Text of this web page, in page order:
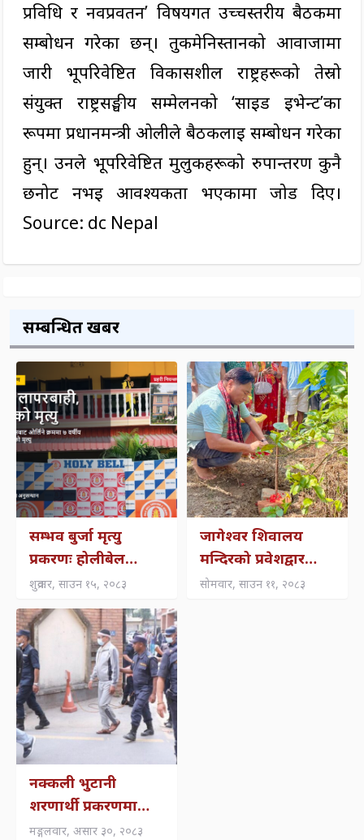
प्रविधि र नवप्रवर्तन’ विषयगत उच्चस्तरीय बैठकमा
सम्बोधन गरेका छन्। तुर्कमेनिस्तानको आवाजामा
जारी भूपरिवेष्टित विकासशील राष्ट्रहरूको तेस्रो
संयुक्त राष्ट्रसङ्घीय सम्मेलनको ‘साइड इभेन्ट’का
रूपमा प्रधानमन्त्री ओलीले बैठकलाई सम्बोधन गरेका
हुन्। उनले भूपरिवेष्टित मुलुकहरूको रुपान्तरण कुनै
छनोट नभई आवश्यकता भएकामा जोड दिए।
Source: dc Nepal
सम्बन्धित खबर
सम्भव बुर्जा मृत्यु
प्रकरणः होलीबेल
स्कुलको लापरबाही,
चालक–सहचालकमाथि
सवारी ज्यान मुद्दामा
अनुसन्धान
शुक्रवार, साउन १५, २०८३
जागेश्वर शिवालय
मन्दिरको प्रवेशद्वार
शिलान्यास, धार्मिक
सोमवार, साउन ११, २०८३
नक्कली भुटानी
शरणार्थी प्रकरणमा
फैसला: खाणलाई २
मङ्गलवार, असार ३०, २०८३